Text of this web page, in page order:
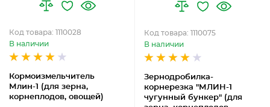
Кормоизмельчитель
Млин-1 (для зерна,
корнеплодов, овощей)
Код товара: 1110028
В наличии
Зернодробилка-
корнерезка "МЛИН-1
чугунный бункер" (для
Код товара: 1110075
В наличии